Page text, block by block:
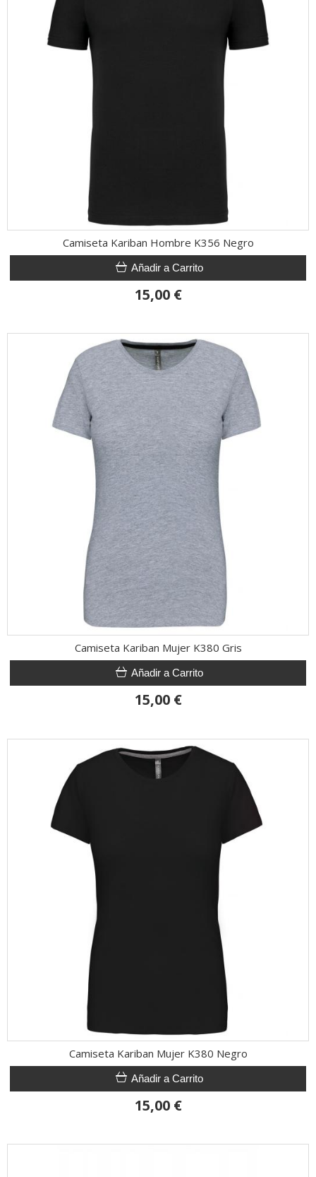
Camiseta Kariban Hombre K356 Negro
Añadir a Carrito
15,00 €
Camiseta Kariban Mujer K380 Gris
Añadir a Carrito
15,00 €
Camiseta Kariban Mujer K380 Negro
Añadir a Carrito
15,00 €